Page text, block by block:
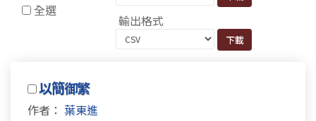
全選
輸出格式
以簡御繁
作者： 葉東進